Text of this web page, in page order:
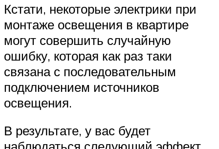
Кстати, некоторые электрики при
монтаже освещения в квартире
могут совершить случайную
ошибку, которая как раз таки
связана с последовательным
подключением источников
освещения.
В результате, у вас будет